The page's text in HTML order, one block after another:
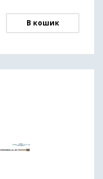
В кошик